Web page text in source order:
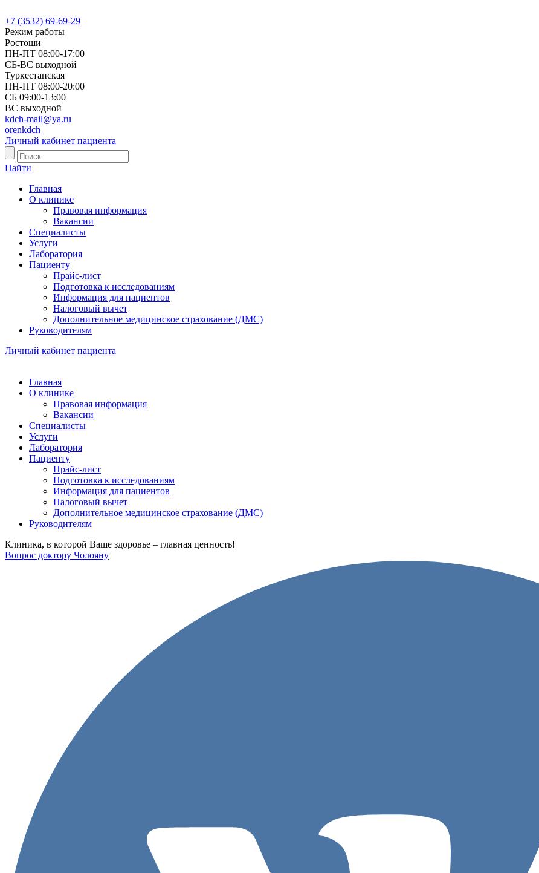
+7 (3532) 69-69-29
Режим работы
Ростоши
ПН-ПТ 08:00-17:00
СБ-ВС выходной
Туркестанская
ПН-ПТ 08:00-20:00
СБ 09:00-13:00
ВС выходной
kdch-mail@ya.ru
orenkdch
Личный кабинет пациента
Найти
Главная
О клинике
Правовая информация
Вакансии
Специалисты
Услуги
Лаборатория
Пациенту
Прайс-лист
Подготовка к исследованиям
Информация для пациентов
Налоговый вычет
Дополнительное медицинское страхование (ДМС)
Руководителям
Личный кабинет пациента
Главная
О клинике
Правовая информация
Вакансии
Специалисты
Услуги
Лаборатория
Пациенту
Прайс-лист
Подготовка к исследованиям
Информация для пациентов
Налоговый вычет
Дополнительное медицинское страхование (ДМС)
Руководителям
Клиника, в которой Ваше здоровье – главная ценность!
Вопрос доктору Чолояну